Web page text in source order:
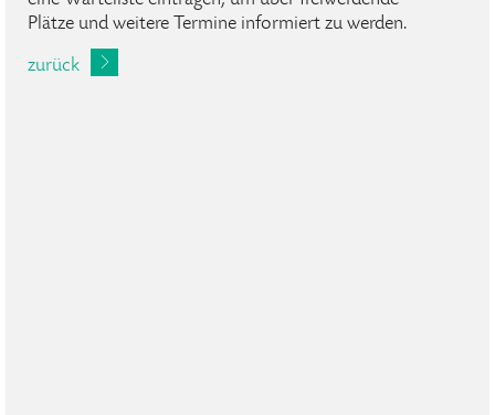
Plätze und weitere Termine informiert zu werden.
zurück